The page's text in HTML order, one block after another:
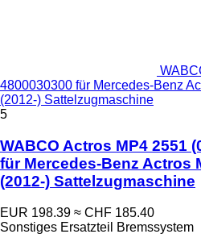
4800030300 für Mercedes-Benz
(2012-) Sattelzugmaschine
5
WABCO Actros MP4 2551
für Mercedes-Benz Actros
(2012-) Sattelzugmaschine
EUR 198.39 ≈ CHF 185.40
Sonstiges Ersatzteil Bremssystem